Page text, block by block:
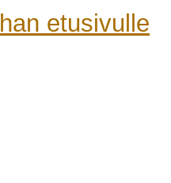
etusivulle